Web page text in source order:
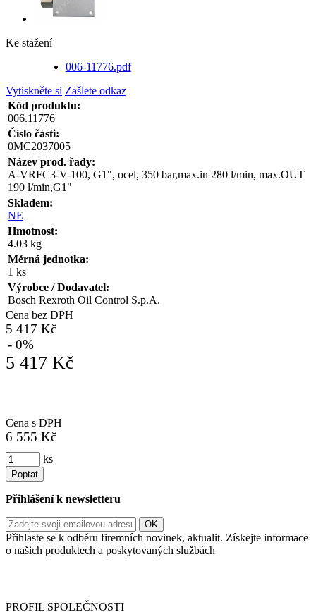
Ke stažení
006-11776.pdf
Vytiskněte si Zašlete odkaz
Kód produktu:
006.11776
Číslo části:
0MC2037005
Název prod. řady:
A-VRFC3-V-100, G1", ocel, 350 bar,max.in 280 l/min, max.OUT
190 l/min,G1"
Skladem:
NE
Hmotnost:
4.03 kg
Měrná jednotka:
1 ks
Výrobce / Dodavatel:
Bosch Rexroth Oil Control S.p.A.
Cena bez DPH
5 417 Kč
- 0%
5 417 Kč
Cena s DPH
6 555 Kč
ks
Poptat
Přihlášení k newsletteru
Přihlaste se k odběru firemních novinek, aktualit. Získejte informace
o našich produktech a poskytovaných službách
PROFIL SPOLEČNOSTI